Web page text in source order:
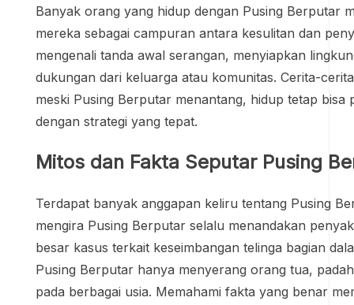
Banyak orang yang hidup dengan Pusing Berputar
mereka sebagai campuran antara kesulitan dan
mengenali tanda awal serangan, menyiapkan
dukungan dari keluarga atau komunitas. Cerita-
meski Pusing Berputar menantang, hidup tetap
dengan strategi yang tepat.
Mitos dan Fakta Seputar Pusing
Terdapat banyak anggapan keliru tentang Pusing
mengira Pusing Berputar selalu menandakan
besar kasus terkait keseimbangan telinga bagian
Pusing Berputar hanya menyerang orang tua,
pada berbagai usia. Memahami fakta yang benar